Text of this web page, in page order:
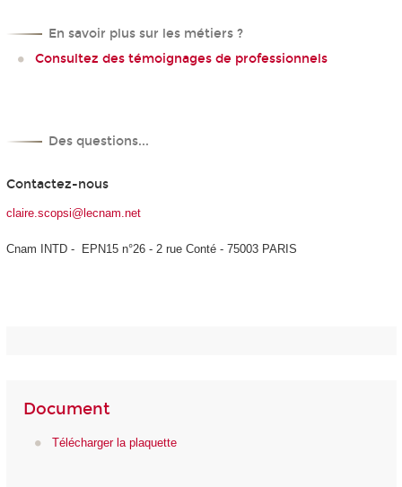
En savoir plus sur les métiers ?
Consultez des témoignages de professionnels
Des questions...
Contactez-nous
claire.scopsi@lecnam.net
Cnam INTD - EPN15 n°26 - 2 rue Conté - 75003 PARIS
Document
Télécharger la plaquette